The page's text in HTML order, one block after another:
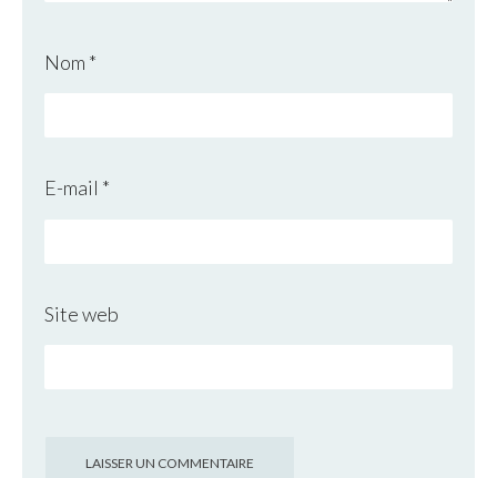
Nom *
E-mail *
Site web